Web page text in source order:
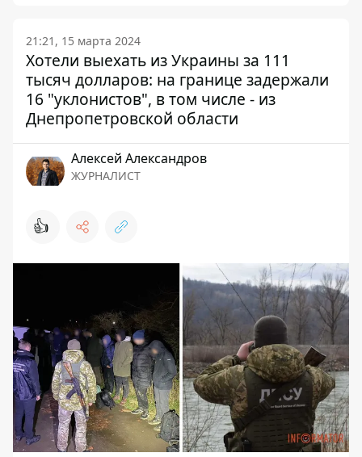
21:21, 15 марта 2024
Хотели выехать из Украины за 111
тысяч долларов: на границе задержали
16 "уклонистов", в том числе - из
Днепропетровской области
Алексей Александров
ЖУРНАЛИСТ
👍